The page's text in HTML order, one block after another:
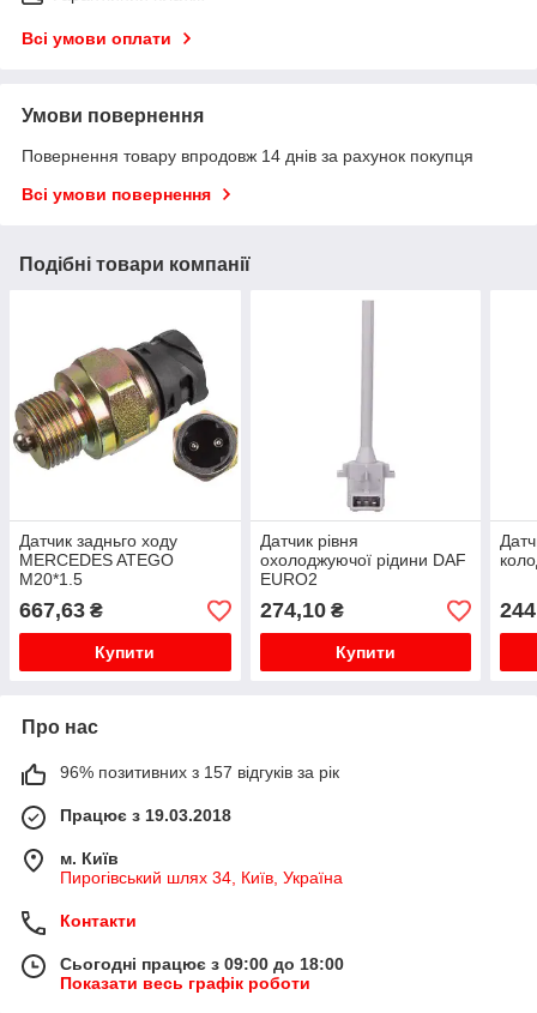
Всі умови оплати
Умови повернення
Повернення товару впродовж 14 днів за рахунок покупця
Всі умови повернення
Подібні товари компанії
Датчик задньго ходу
MERCEDES ATEGO
M20*1.5
667,63 ₴
Купити
Датчик рівня
охолоджуючої рідини DAF
EURO2
274,10₴
Купити
Про нас
96% позитивних з 157 відгуків за рік
Працює з 19.03.2018
м. Київ
Пирогівський шлях 34, Київ, Україна
Контакти
Сьогодні працює з 09:00 до 18:00
Показати весь графік роботи